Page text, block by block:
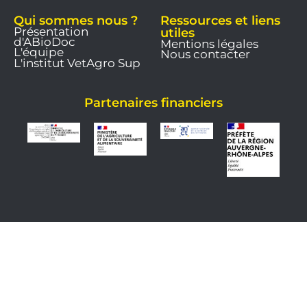
Qui sommes nous ?
Présentation
d'ABioDoc
L'équipe
L'institut VetAgro Sup
Ressources et liens
utiles
Mentions légales
Nous contacter
Partenaires financiers